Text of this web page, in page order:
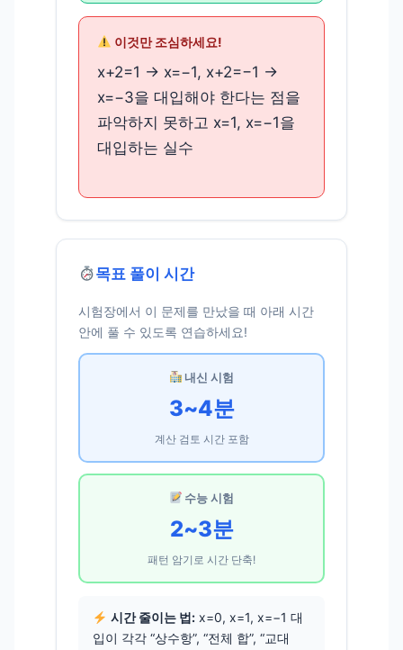
이것만 조심하세요!
x+2=1 → x=−1, x+2=−1 →
x=−3을 대입해야 한다는 점을
파악하지 못하고 x=1, x=−1을
대입하는 실수
목표 풀이 시간
시험장에서 이 문제를 만났을 때 아래 시간
안에 풀 수 있도록 연습하세요!
내신 시험
3~4분
계산 검토 시간 포함
수능 시험
2~3분
패턴 암기로 시간 단축!
시간 줄이는 법:x=0, x=1, x=−1 대
입이 각각 “상수항”, “전체 합”, “교대